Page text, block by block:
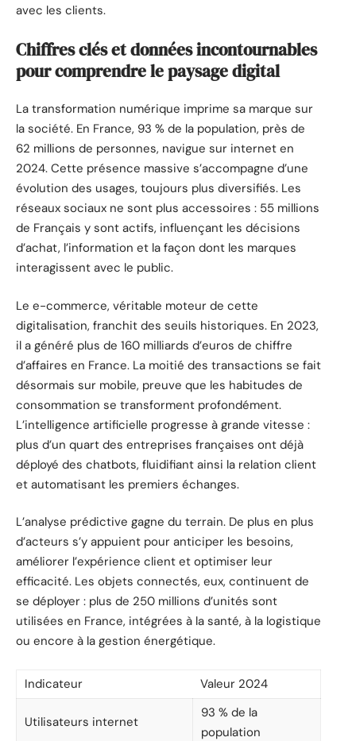
avec les clients.
Chiffres clés et données incontournables
pour comprendre le paysage digital
La transformation numérique imprime sa marque sur
la société. En France, 93 % de la population, près de
62 millions de personnes, navigue sur internet en
2024. Cette présence massive s’accompagne d’une
évolution des usages, toujours plus diversifiés. Les
réseaux sociaux ne sont plus accessoires : 55 millions
de Français y sont actifs, influençant les décisions
d’achat, l’information et la façon dont les marques
interagissent avec le public.
Le e-commerce, véritable moteur de cette
digitalisation, franchit des seuils historiques. En 2023,
il a généré plus de 160 milliards d’euros de chiffre
d’affaires en France. La moitié des transactions se fait
désormais sur mobile, preuve que les habitudes de
consommation se transforment profondément.
L’intelligence artificielle progresse à grande vitesse :
plus d’un quart des entreprises françaises ont déjà
déployé des chatbots, fluidifiant ainsi la relation client
et automatisant les premiers échanges.
L’analyse prédictive gagne du terrain. De plus en plus
d’acteurs s’y appuient pour anticiper les besoins,
améliorer l’expérience client et optimiser leur
efficacité. Les objets connectés, eux, continuent de
se déployer : plus de 250 millions d’unités sont
utilisées en France, intégrées à la santé, à la logistique
ou encore à la gestion énergétique.
Indicateur Valeur 2024
Utilisateurs internet
93 % de la
population